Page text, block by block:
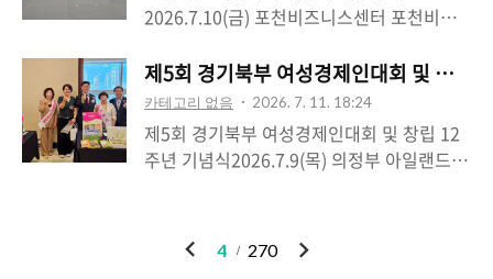
천체육 #생활체육 #경기도의원 #경기도의회
峴)의 위치를 문헌자료와 현장조사, 주민 구
술자료 등을 토대로 추적해 온 연구 결과가
소개됐습니다. 특히 위화도 회군 당시 이성계
일가와 포천의 연관성, 설운동 일대가 기록
속 재벽동일 가능성을 뒷받침하는 자료 등 평
소 쉽게 접하기 어려웠던 이야기에 참석자들
의 관심이 이어졌습니다.아직 학계와 관계기
억까지 따라가며 오랜 시간 발로 확인해 온
2026.7.10(금) 포천비즈니스센터 포천비즈
구매상담회에 함께했습니다.기업을 운영하는
대표님들과 이야기를 나누다 보면 가장 많이
듣는 고민은 좋은 제품을 만들고도 판로를 확
보하는 일이 쉽지 않다는 것입니다. 기술력과
품질은 충분하지만, 시장과 연결되는 기회가
공공기관과 민간 구매처를 직접 만나 제품을
제5회 경기북부 여성경제인대회 및 창립
카테고리 없음 2026. 7. 11. 18:24
제5회 경기북부 여성경제인대회 및 창립 12
주년 기념식2026.7.9(목) 의정부 아일랜드캐
인대회 및 창립 12주년 기념식에 참석해 축하
의 마음을 전했습니다.이번 행사에서는 창립
이
4 270
다